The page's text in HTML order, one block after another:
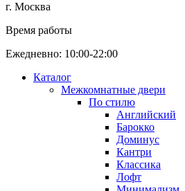
г. Москва
Время работы
Ежедневно: 10:00-22:00
Каталог
Межкомнатные двери
По стилю
Английский
Барокко
Доминус
Кантри
Классика
Лофт